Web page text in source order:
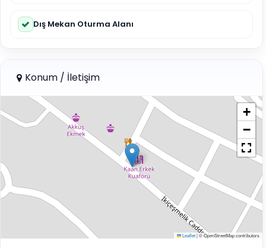
Dış Mekan Oturma Alanı
Konum / İletişim
+
−
Leaflet|© OpenStreetMap contributors